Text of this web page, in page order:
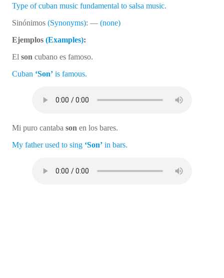
Type of cuban music fundamental to salsa music.
Sinónimos (Synonyms): — (none)
Ejemplos (Examples):
El son cubano es famoso.
Cuban ‘Son’ is famous.
Mi puro cantaba son en los bares.
My father used to sing ‘Son’ in bars.